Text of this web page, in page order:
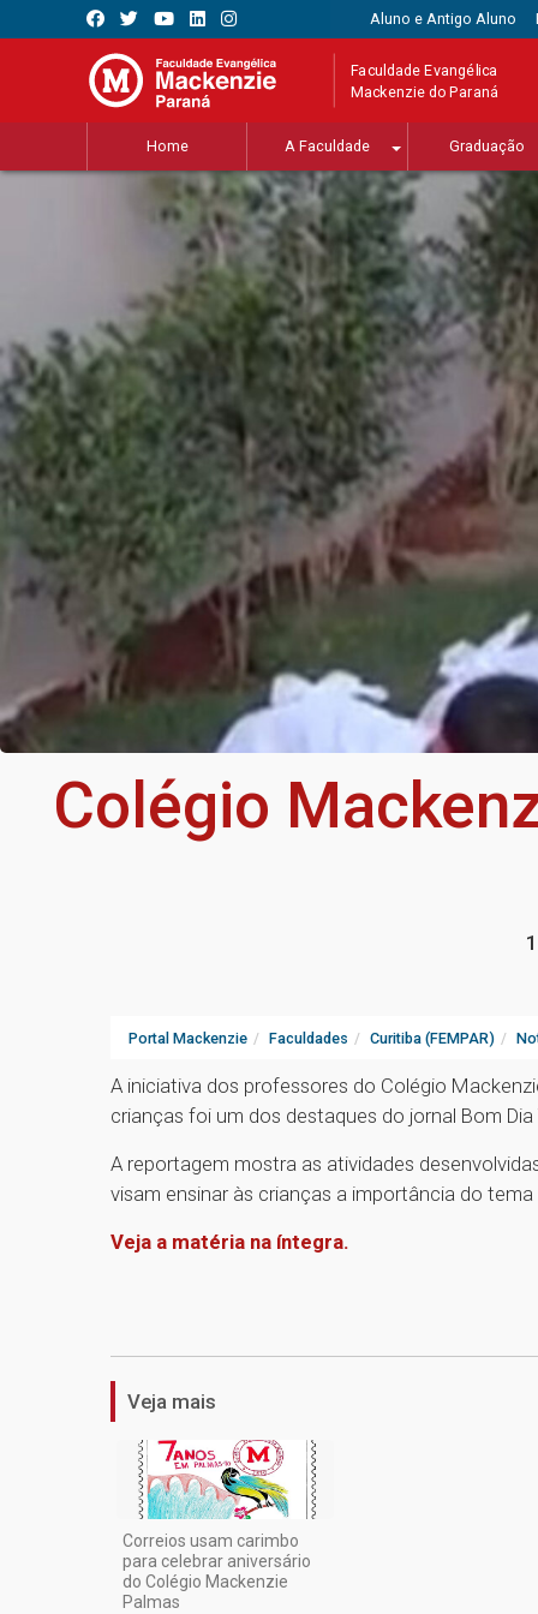
Aluno e Antigo Aluno
Faculdade Evangélica
Mackenzie do Paraná
Home A Faculdade Graduação
Colégio
Portal Mackenzie Faculdades Curitiba (FEMPAR)
A iniciativa dos professores do Colégio
crianças foi um dos destaques do jornal Bom
A reportagem mostra as atividades
visam ensinar às crianças a importância do
Veja a matéria na íntegra.
Veja mais
Correios usam carimbo
para celebrar aniversário
do Colégio Mackenzie
Palmas